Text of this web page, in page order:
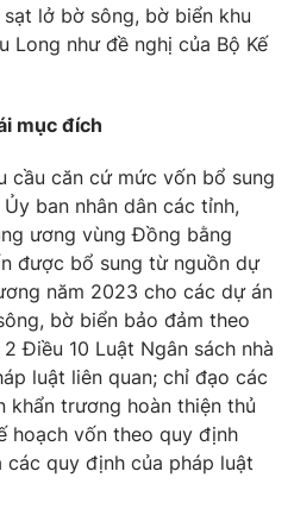
VTV Thể thao
Tấm lòng Việt
Vươn mình bằng AI
VTV8
English
lở bờ sông, bờ biển khu
Long như đề nghị của Bộ Kế
mục đích
cầu căn cứ mức vốn bổ sung
ban nhân dân các tỉnh,
ương vùng Đồng bằng
được bổ sung từ nguồn dự
năm 2023 cho các dự án
bờ biển bảo đảm theo
Điều 10 Luật Ngân sách nhà
luật liên quan; chỉ đạo các
khẩn trương hoàn thiện thủ
hoạch vốn theo quy định
quy định của pháp luật